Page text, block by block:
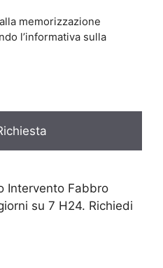
memorizzazione
l’informativa sulla
Intervento Fabbro
su 7 H24. Richiedi